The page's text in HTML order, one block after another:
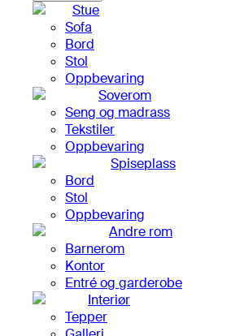
Stue
Sofa
Bord
Stol
Oppbevaring
Soverom
Seng og madrass
Tekstiler
Oppbevaring
Spiseplass
Bord
Stol
Oppbevaring
Andre rom
Barnerom
Kontor
Entré og garderobe
Interiør
Tepper